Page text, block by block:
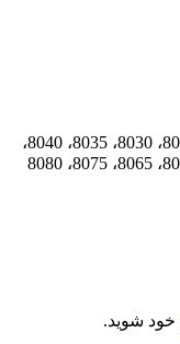
8005، 8010، 8015، 8020، 8025، 8030، 8035، 8040،
خود شوید.